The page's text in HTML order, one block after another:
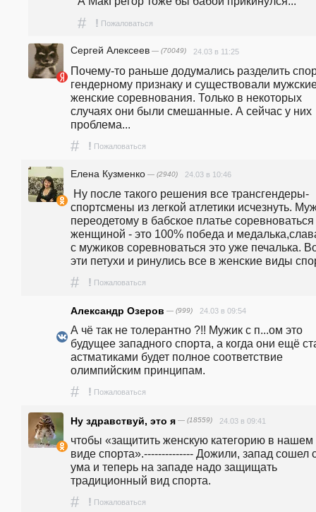
# ! Пожаловаться
Сергей Алексеев — (70049) 24.03 в 11:25
Почему-то раньше додумались разделить
гендерному признаку и существовали
женские соревнования. Только в некоторых
случаях они были смешанные. А сейчас у них
проблема...
# ! Пожаловаться
Елена Кузменко — (2940) 24.03 в 10:46
спортсмены из легкой атлетики исчезнуть.
переодетому в бабское платье соревноваться
женщиной - это 100% победа и
с мужиков соревноваться это уже печалька.
эти петухи и ринулись все в женские виды
# ! Пожаловаться
Александр Озеров — (999) 24.03 в 09:54
А чё так не толерантно ?!! Мужик с п...ом это
будущее западного спорта, а когда они ещё
астматиками будет полное соответствие
олимпийским принципам.
# ! Пожаловаться
Ну здравствуй, это я — (18559) 24.03 в 09:41
чтобы «защитить женскую категорию в нашем
виде спорта».-------------- Дожили, запад сошел
ума и теперь на западе надо защищать
традиционный вид спорта.
# ! Пожаловаться